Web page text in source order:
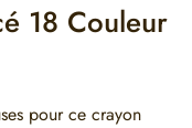
18 Couleur
pour ce crayon